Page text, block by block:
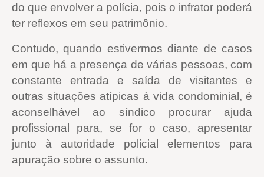
do que envolver a polícia, pois o infrator poderá
ter reflexos em seu patrimônio.
Contudo, quando estivermos diante de casos
em que há a presença de várias pessoas, com
constante entrada e saída de visitantes e
outras situações atípicas à vida condominial, é
aconselhável ao síndico procurar ajuda
profissional para, se for o caso, apresentar
junto à autoridade policial elementos para
apuração sobre o assunto.